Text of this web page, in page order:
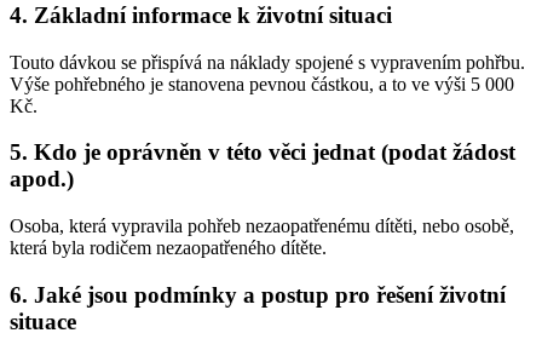
4. Základní informace k životní situaci
Touto dávkou se přispívá na náklady spojené s vypravením pohřbu.
Výše pohřebného je stanovena pevnou částkou, a to ve výši 5 000
Kč.
5. Kdo je oprávněn v této věci jednat (podat žádost
apod.)
Osoba, která vypravila pohřeb nezaopatřenému dítěti, nebo osobě,
která byla rodičem nezaopatřeného dítěte.
6. Jaké jsou podmínky a postup pro řešení životní
situace